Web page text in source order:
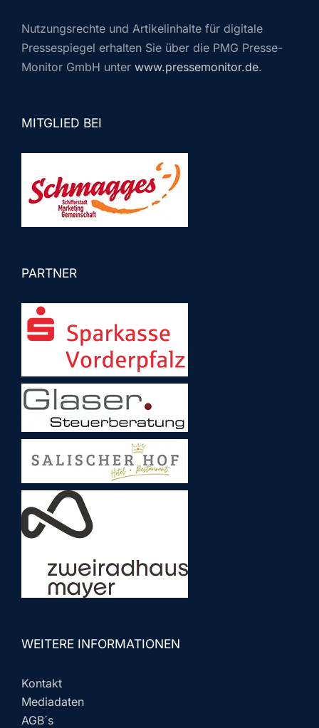
Nutzungsrechte und Artikelinhalte für digitale
Pressespiegel erhalten Sie über die PMG Presse-
Monitor GmbH unter www.pressemonitor.de.
MITGLIED BEI
PARTNER
WEITERE INFORMATIONEN
Kontakt
Mediadaten
AGB´s